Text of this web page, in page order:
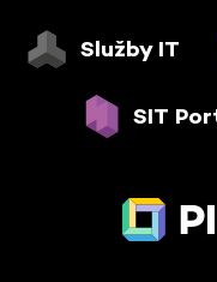
Služby IT
SIT